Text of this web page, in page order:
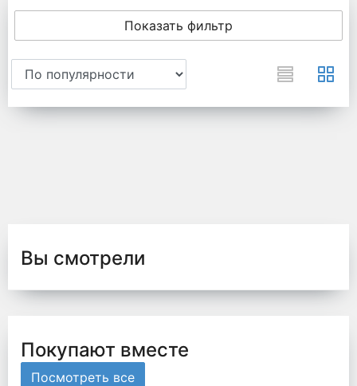
Показать фильтр
Вы смотрели
Покупают вместе
Посмотреть все